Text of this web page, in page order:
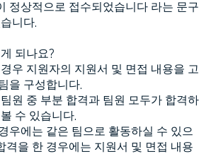
정상적으로 접수되었습니다 라는 문구
니다.
되나요?
우 지원자의 지원서 및 면접 내용을 고
을 구성합니다.
원 중 부분 합격과 팀원 모두가 합격하
수 있습니다.
우에는 같은 팀으로 활동하실 수 있으
격을 한 경우에는 지원서 및 면접 내용